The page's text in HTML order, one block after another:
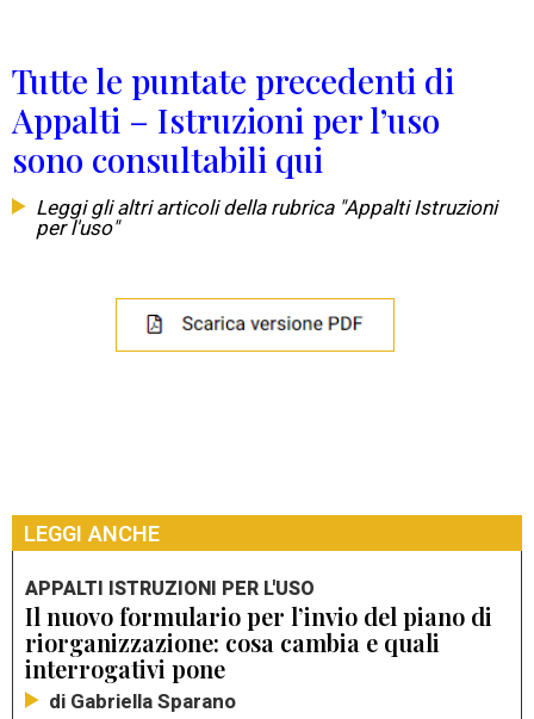
Tutte le puntate precedenti di
Appalti – Istruzioni per l’uso
sono consultabili qui
Leggi gli altri articoli della rubrica "Appalti Istruzioni
per l'uso"
LEGGI ANCHE
APPALTI ISTRUZIONI PER L'USO
Il nuovo formulario per l’invio del piano di
riorganizzazione: cosa cambia e quali
interrogativi pone
di Gabriella Sparano